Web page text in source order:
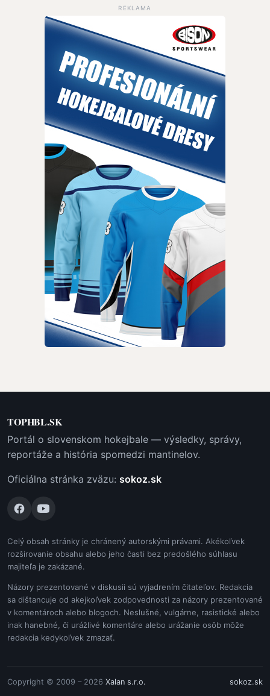
REKLAMA
TOPHBL.SK
Portál o slovenskom hokejbale — výsledky, správy,
reportáže a história spomedzi mantinelov.
Oficiálna stránka zväzu: sokoz.sk
Celý obsah stránky je chránený autorskými právami. Akékoľvek
rozširovanie obsahu alebo jeho časti bez predošlého súhlasu
majiteľa je zakázané.
Názory prezentované v diskusii sú vyjadrením čitateľov. Redakcia
sa dištancuje od akejkoľvek zodpovednosti za názory prezentované
v komentároch alebo blogoch. Neslušné, vulgárne, rasistické alebo
inak hanebné, či urážlivé komentáre alebo urážanie osôb môže
redakcia kedykoľvek zmazať.
Copyright © 2009 – 2026 Xalan s.r.o. sokoz.sk